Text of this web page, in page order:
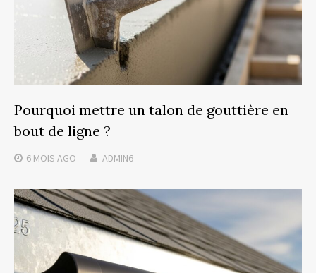
Pourquoi mettre un talon de gouttière en
bout de ligne ?
6 MOIS AGO ADMIN6